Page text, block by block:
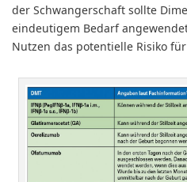
der Schwangerschaft sollte
eindeutigem Bedarf
Nutzen das potentielle Risiko